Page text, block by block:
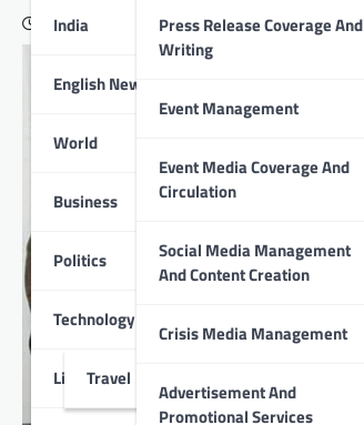
India
English News
World
Business
Politics
Technology
Lifestyle
Travel
Press Release Coverage And
Writing
Event Management
Event Media Coverage And
Circulation
Social Media Management
And Content Creation
Crisis Media Management
Advertisement And
Promotional Services
November 27, 2025